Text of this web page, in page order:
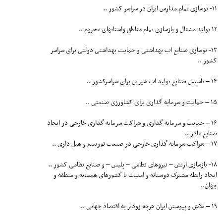
۱۱- نوسازی تمام مدارس ایران در سراسر کشور ..
۱۲ تولید مشغال و بازسازی تمام مناطق واستانهای محروم ..
۱۳- نوسازی صنایع اب بهداشتی و حمایت بهداشتی دولتی برای سراسر
کشور ..
۱۴ – تاسیس صنایع تولید اب شیرین برای سراسرکشور ..
۱۵ – حمایت و سرمایه گذاری برای کشاورزی صنعتی ..
۱۶ – حمایت و سرمایه گذاری و شراکت سرمایه گذاری خارجی در ایجاد
صنایع مادر ..
۱۷ – شراکت سرمایه گذاری خارجی در صنعت توریسم و هتل داری ..
۱۸- بازسازی ارتش – نیروهای نظامی – پلیس – و صنایع نظامی کشور ..
ایجاد رابطه مشترک دوستانه و امنیت با کشورهای همسایه و منطقه و
جهان..
۱۹ – تلاش و پیوستن ایران هرچه زودتر به اقتصاد جهانی ..